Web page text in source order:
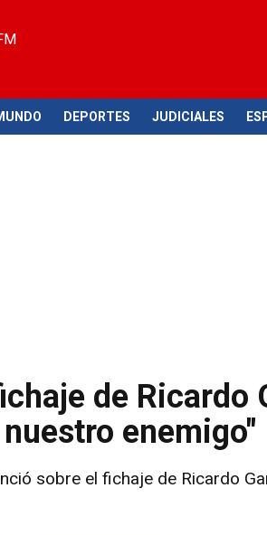
DEPORTES JUDICIALES
de Ricardo
enemigo"
sobre el fichaje de Ricardo